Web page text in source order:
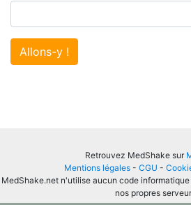
Allons-y !
Retrouvez MedShake sur
Mentions légales - CGU -
MedShake.net n'utilise aucun code
nos propres